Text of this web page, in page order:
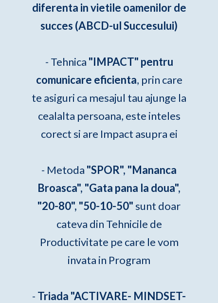
diferenta in vietile oamenilor de
succes (ABCD-ul Succesului)
- Tehnica "IMPACT" pentru
comunicare eficienta, prin care
te asiguri ca mesajul tau ajunge la
cealalta persoana, este inteles
corect si are Impact asupra ei
- Metoda "SPOR", "Mananca
Broasca", "Gata pana la doua",
"20-80", "50-10-50" sunt doar
cateva din Tehnicile de
Productivitate pe care le vom
invata in Program
- Triada "ACTIVARE- MINDSET-